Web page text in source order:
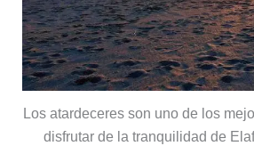
Los atardeceres son uno de los
disfrutar de la tranquilidad de